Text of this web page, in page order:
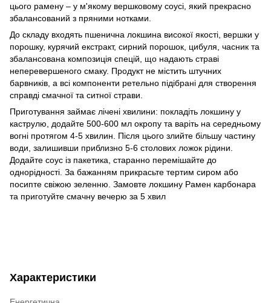
цього рамену – у м'якому вершковому соусі, який прекрасно
збалансований з пряними нотками.
До складу входять пшенична локшина високої якості, вершки у
порошку, курячий екстракт, сирний порошок, цибуля, часник та
збалансована композиція спецій, що надають страві
неперевершеного смаку. Продукт не містить штучних
барвників, а всі компоненти ретельно підібрані для створення
справді смачної та ситної страви.
Приготування займає лічені хвилини: покладіть локшину у
каструлю, додайте 500-600 мл окропу та варіть на середньому
вогні протягом 4-5 хвилин. Після цього злийте більшу частину
води, залишивши приблизно 5-6 столових ложок рідини.
Додайте соус із пакетика, старанно перемішайте до
однорідності. За бажанням прикрасьте тертим сиром або
посипте свіжою зеленню. Замовте локшину Рамен карбонара
та приготуйте смачну вечерю за 5 хвил
Характеристики